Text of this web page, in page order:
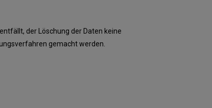
der Löschung der Daten keine
gemacht werden.